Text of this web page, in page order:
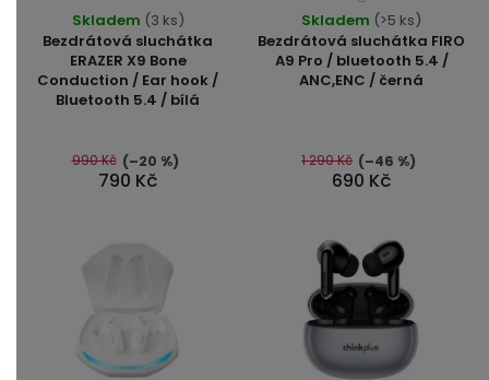
Bezdrátová sluchátka
ERAZER X9 Bone
Conduction / Ear hook /
Bluetooth 5.4 / bílá
hodnocení
produktu
je
5,0
5
hvězdiček.
Skladem (3 ks)
790 Kč
990 Kč (–20 %)
Bezdrátová sluchátka FIRO
A9 Pro / bluetooth 5.4 /
ANC,ENC / černá
hodnocení
produktu
je
5
hvězdiček.
Skladem (>5 ks)
690 Kč
1 290 Kč (–46 %)